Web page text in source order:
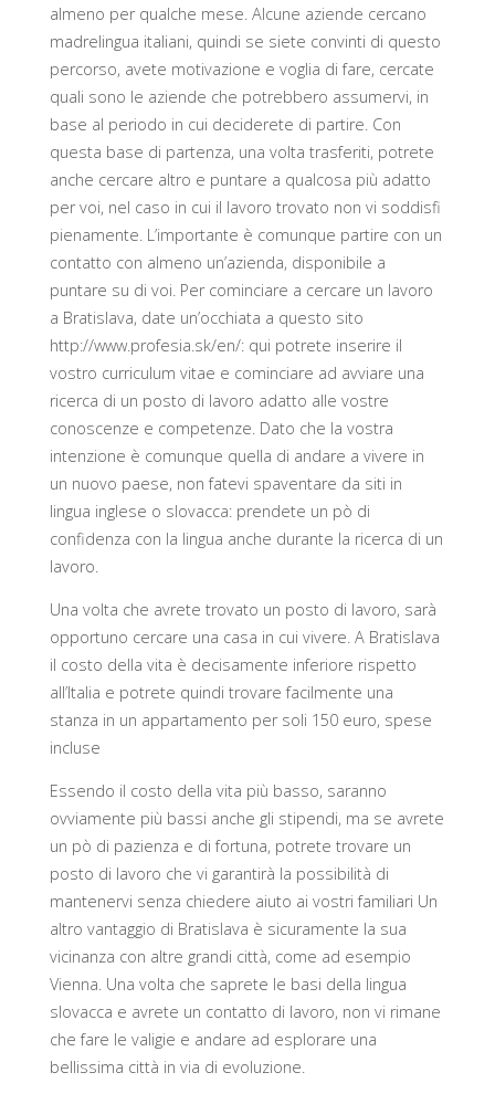
almeno per qualche mese. Alcune aziende cercano
madrelingua italiani, quindi se siete convinti di questo
percorso, avete motivazione e voglia di fare, cercate
quali sono le aziende che potrebbero assumervi, in
base al periodo in cui deciderete di partire. Con
questa base di partenza, una volta trasferiti, potrete
anche cercare altro e puntare a qualcosa più adatto
per voi, nel caso in cui il lavoro trovato non vi soddisfi
pienamente. L’importante è comunque partire con un
contatto con almeno un’azienda, disponibile a
puntare su di voi. Per cominciare a cercare un lavoro
a Bratislava, date un’occhiata a questo sito
http://www.profesia.sk/en/: qui potrete inserire il
vostro curriculum vitae e cominciare ad avviare una
ricerca di un posto di lavoro adatto alle vostre
conoscenze e competenze. Dato che la vostra
intenzione è comunque quella di andare a vivere in
un nuovo paese, non fatevi spaventare da siti in
lingua inglese o slovacca: prendete un pò di
confidenza con la lingua anche durante la ricerca di un
lavoro.
Una volta che avrete trovato un posto di lavoro, sarà
opportuno cercare una casa in cui vivere. A Bratislava
il costo della vita è decisamente inferiore rispetto
all’Italia e potrete quindi trovare facilmente una
stanza in un appartamento per soli 150 euro, spese
incluse
Essendo il costo della vita più basso, saranno
ovviamente più bassi anche gli stipendi, ma se avrete
un pò di pazienza e di fortuna, potrete trovare un
posto di lavoro che vi garantirà la possibilità di
mantenervi senza chiedere aiuto ai vostri familiari Un
altro vantaggio di Bratislava è sicuramente la sua
vicinanza con altre grandi città, come ad esempio
Vienna. Una volta che saprete le basi della lingua
slovacca e avrete un contatto di lavoro, non vi rimane
che fare le valigie e andare ad esplorare una
bellissima città in via di evoluzione.